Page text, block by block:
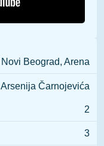
Novi Beograd, Arena
Arsenija Čarnojevića
2
3